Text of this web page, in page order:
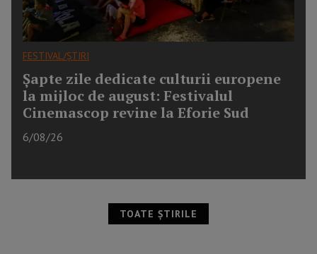
FESTIVAL/ȘTIRI
Șapte zile dedicate culturii europene
la mijloc de august: Festivalul
Cinemascop revine la Eforie Sud
6/08/26
TOATE ȘTIRILE